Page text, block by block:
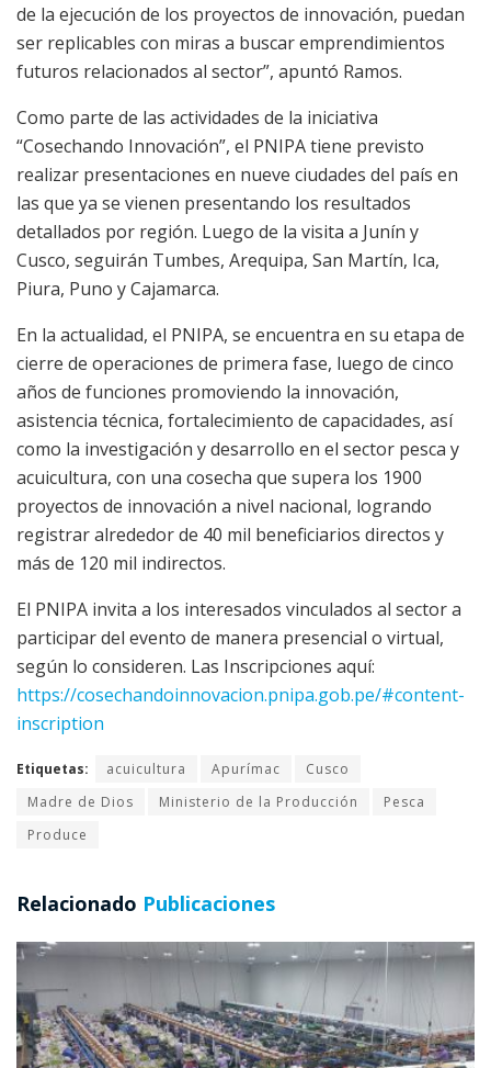
de la ejecución de los proyectos de innovación, puedan
ser replicables con miras a buscar emprendimientos
futuros relacionados al sector”, apuntó Ramos.
Como parte de las actividades de la iniciativa
“Cosechando Innovación”, el PNIPA tiene previsto
realizar presentaciones en nueve ciudades del país en
las que ya se vienen presentando los resultados
detallados por región. Luego de la visita a Junín y
Cusco, seguirán Tumbes, Arequipa, San Martín, Ica,
Piura, Puno y Cajamarca.
En la actualidad, el PNIPA, se encuentra en su etapa de
cierre de operaciones de primera fase, luego de cinco
años de funciones promoviendo la innovación,
asistencia técnica, fortalecimiento de capacidades, así
como la investigación y desarrollo en el sector pesca y
acuicultura, con una cosecha que supera los 1900
proyectos de innovación a nivel nacional, logrando
registrar alrededor de 40 mil beneficiarios directos y
más de 120 mil indirectos.
El PNIPA invita a los interesados vinculados al sector a
participar del evento de manera presencial o virtual,
según lo consideren. Las Inscripciones aquí:
https://cosechandoinnovacion.pnipa.gob.pe/#content-
inscription
Etiquetas: acuicultura Apurímac
Cusco
Madre de Dios
Ministerio de la Producción
Pesca
Produce
Relacionado Publicaciones